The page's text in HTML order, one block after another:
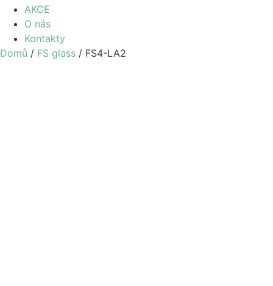
AKCE
O nás
Kontakty
Domů / FS glass / FS4-LA2